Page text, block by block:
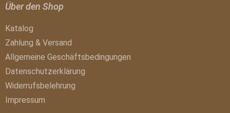
Über den Shop
Katalog
Zahlung & Versand
Allgemeine Geschäftsbedingungen
Datenschutzerklärung
Widerrufsbelehrung
Impressum